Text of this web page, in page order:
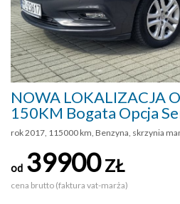
NOWA LOKALIZACJA
150KM Bogata Opcja
rok 2017, 115000 km, Benzyna, skrzynia
od 39900ZŁ
cena brutto (faktura vat-marża)